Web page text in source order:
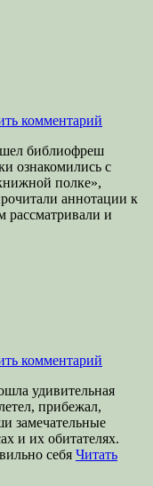
комментарий
библиофреш
ознакомились с
полке»,
аннотации к
рассматривали и
комментарий
удивительная
прибежал,
замечательные
и их обитателях.
себя Читать